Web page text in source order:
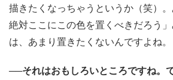
描きたくなっちゃうというか（笑）
絶対ここにこの色を置くべきだろう
は、あまり置きたくないんですよね。
──それはおもしろいところですね。